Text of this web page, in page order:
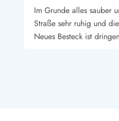
Einkaufen und Shopping
Weihnachten in Dänemark
Heiraten in Dänemark
Im Grunde alles sauber
Straße sehr ruhig und
Neues Besteck ist